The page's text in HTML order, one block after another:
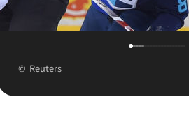
Reuters